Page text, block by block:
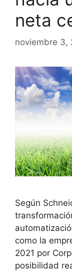
neta
noviembre 3,
Según
como la
2021 por
posibilidad